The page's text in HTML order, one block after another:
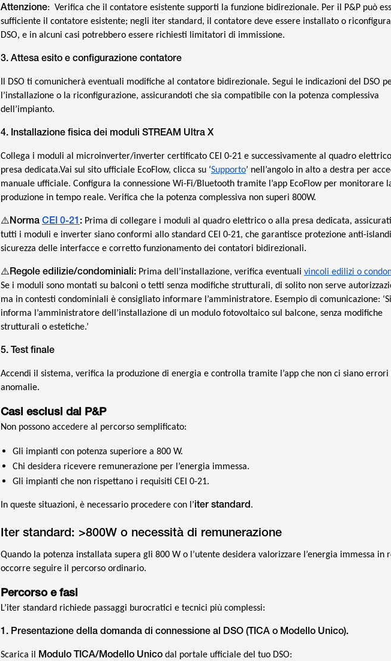
Attenzione: Verifica che il contatore esistente supporti la funzione bidirezionale. Per il P&P può
sufficiente il contatore esistente; negli iter standard, il contatore deve essere installato o
DSO, e in alcuni casi potrebbero essere richiesti limitatori di immissione.
3. Attesa esito e configurazione contatore
Il DSO ti comunicherà eventuali modifiche al contatore bidirezionale. Segui le indicazioni del DSO
l’installazione o la riconfigurazione, assicurandoti che sia compatibile con la potenza complessiva
dell’impianto.
4. Installazione fisica dei moduli STREAM Ultra X
Collega i moduli al microinverter/inverter certificato CEI 0-21 e successivamente al quadro
presa dedicata.Vai sul sito ufficiale EcoFlow, clicca su ‘Supporto’ nell’angolo in alto a destra per
manuale ufficiale. Configura la connessione Wi-Fi/Bluetooth tramite l’app EcoFlow per monitorare
produzione in tempo reale. Verifica che la potenza complessiva non superi 800W.
⚠️Norma CEI 0-21 :Prima di collegare i moduli al quadro elettrico o alla presa dedicata,
tutti i moduli e inverter siano conformi allo standard CEI 0-21, che garantisce protezione anti-
sicurezza delle interfacce e corretto funzionamento dei contatori bidirezionali.
⚠️Regole edilizie/condominiali:Prima dell’installazione, verifica eventuali vincoli edilizi o
Se i moduli sono montati su balconi o tetti senza modifiche strutturali, di solito non serve
ma in contesti condominiali è consigliato informare l’amministratore. Esempio di comunicazione: ‘Si
informa l’amministratore dell’installazione di un modulo fotovoltaico sul balcone, senza modifiche
strutturali o estetiche.’
5. Test finale
Accendi il sistema, verifica la produzione di energia e controlla tramite l’app che non ci siano errori
anomalie.
Casi esclusi dal P&P
Non possono accedere al percorso semplificato:
Gli impianti con potenza superiore a 800 W.
Chi desidera ricevere remunerazione per l’energia immessa.
Gli impianti che non rispettano i requisiti CEI 0-21.
In queste situazioni, è necessario procedere con l’iter standard.
Iter standard: >800W o necessità di remunerazione
Quando la potenza installata supera gli 800 W o l’utente desidera valorizzare l’energia immessa in
occorre seguire il percorso ordinario.
Percorso e fasi
L’iter standard richiede passaggi burocratici e tecnici più complessi:
1. Presentazione della domanda di connessione al DSO (TICA o Modello Unico).
Scarica il Modulo TICA/Modello Unicodal portale ufficiale del tuo DSO: